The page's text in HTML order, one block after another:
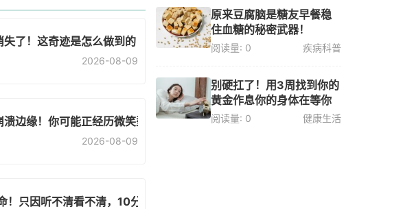
失了！这奇迹是怎么做到的
2026-08-09
边缘！你可能正经历微笑型抑郁
2026-08-09
只因听不清看不清，10分钟就能救
原来豆腐脑是糖友早餐稳
住血糖的秘密武器！
阅读量: 0 疾病科普
别硬扛了！用3周找到你的
黄金作息你的身体在等你
阅读量: 0 健康生活